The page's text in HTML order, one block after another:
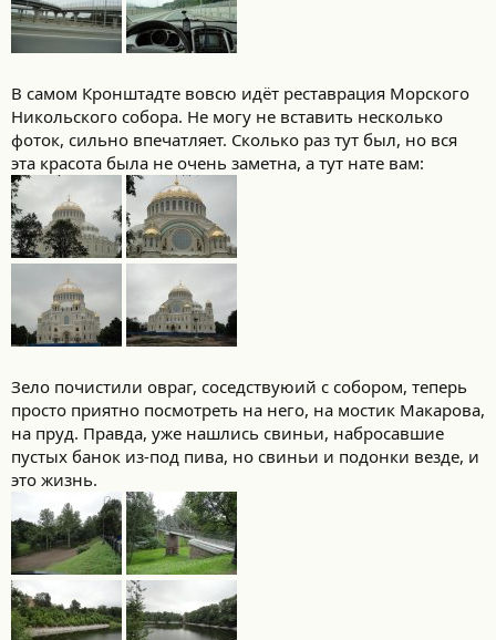
В самом Кронштадте вовсю идёт реставрация Морского
Никольского собора. Не могу не вставить несколько
фоток, сильно впечатляет. Сколько раз тут был, но вся
эта красота была не очень заметна, а тут нате вам:
Зело почистили овраг, соседствуюий с собором, теперь
просто приятно посмотреть на него, на мостик Макарова,
на пруд. Правда, уже нашлись свиньи, набросавшие
пустых банок из-под пива, но свиньи и подонки везде, и
это жизнь.